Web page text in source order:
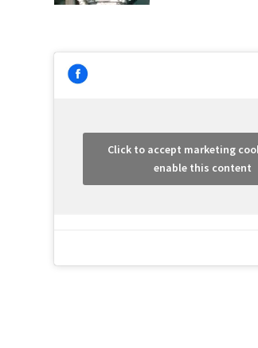
Click to accept marketing
enable this content